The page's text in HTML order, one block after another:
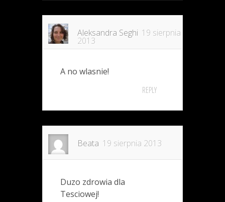
Aleksandra Seghi 19 sierpnia
2013
A no wlasnie!
REPLY
Beata 19 sierpnia 2013
Duzo zdrowia dla
Tesciowej!